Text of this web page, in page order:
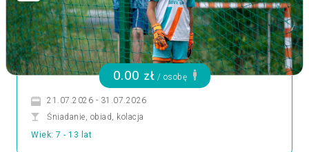
0.00 zł / osobę
21.07.2026 - 31.07.2026
Śniadanie, obiad, kolacja
Wiek: 7 - 13 lat